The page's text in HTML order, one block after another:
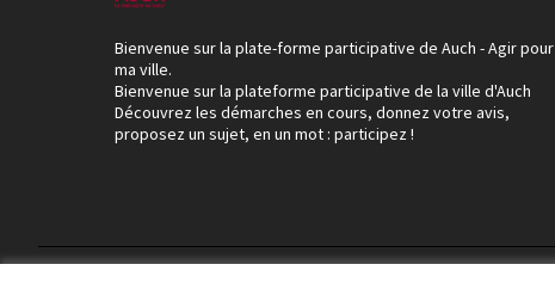
Bienvenue sur la plate-forme participative de Auch - Agir pour
ma ville.
Bienvenue sur la plateforme participative de la ville d'Auch
Découvrez les démarches en cours, donnez votre avis,
proposez un sujet, en un mot : participez !